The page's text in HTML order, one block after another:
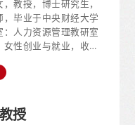
、主要著作、课题）：
2021年教育部产学合
：人力资源管理综合实
主持）...
教授，博士研究生，
，毕业于中央财经大学
：人力资源管理教研室
女性创业与就业，收入
源管理前沿，大学生
课题“数字经济发展促
授